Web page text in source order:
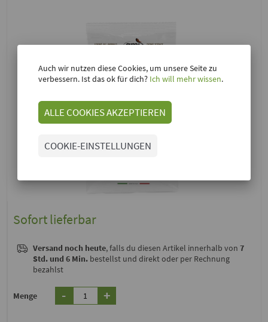
Sofort lieferbar
Versand noch heute, falls du diesen Artikel innerhalb von7
Std. und 6 Min. bestellst und direkt oder per Rechnung
bezahlst
Menge - +
Auch wir nutzen diese Cookies, um unsere Seite zu
verbessern. Ist das ok für dich? Ich will mehr wissen.
ALLE COOKIES AKZEPTIEREN
COOKIE-EINSTELLUNGEN